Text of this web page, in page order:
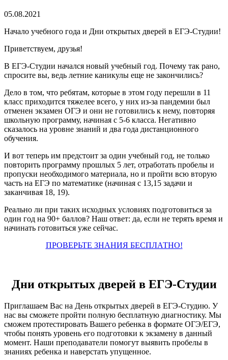
05.08.2021
Начало учебного года и Дни открытых дверей в ЕГЭ-Студии!
Приветствуем, друзья!
В ЕГЭ-Студии начался новый учебный год. Почему так рано,
спросите вы, ведь летние каникулы еще не закончились?
Дело в том, что ребятам, которые в этом году перешли в 11
класс приходится тяжелее всего, у них из-за пандемии был
отменен экзамен ОГЭ и они не готовились к нему, повторяя
школьную программу, начиная с 5-6 класса. Негативно
сказалось на уровне знаний и два года дистанционного
обучения.
И вот теперь им предстоит за один учебный год, не только
повторить программу прошлых 5 лет, отработать пробелы и
пропуски необходимого материала, но и пройти всю вторую
часть на ЕГЭ по математике (начиная с 13,15 задачи и
заканчивая 18, 19).
Реально ли при таких исходных условиях подготовиться за
один год на 90+ баллов? Наш ответ: да, если не терять время и
начинать готовиться уже сейчас.
ПРОВЕРЬТЕ ЗНАНИЯ БЕСПЛАТНО!
Дни открытых дверей в ЕГЭ-Студии
Приглашаем Вас на День открытых дверей в ЕГЭ-Студию. У
нас вы сможете пройти полную бесплатную диагностику. Мы
сможем протестировать Вашего ребенка в формате ОГЭ/ЕГЭ,
чтобы понять уровень его подготовки к экзамену в данный
момент. Наши преподаватели помогут выявить пробелы в
знаниях ребенка и наверстать упущенное.